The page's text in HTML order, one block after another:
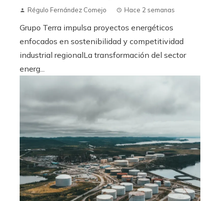
Régulo Fernández Comejo Hace 2 semanas
Grupo Terra impulsa proyectos energéticos
enfocados en sostenibilidad y competitividad
industrial regionalLa transformación del sector
energ...